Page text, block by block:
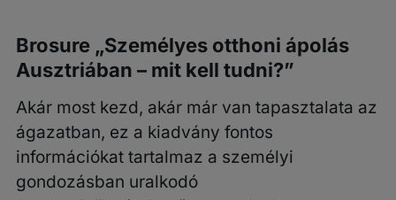
Brosure „Személyes otthoni ápolás
Ausztriában – mit kell tudni?”
Akár most kezd, akár már van tapasztalata az
ágazatban, ez a kiadvány fontos
információkat tartalmaz a személyi
gondozásban uralkodó